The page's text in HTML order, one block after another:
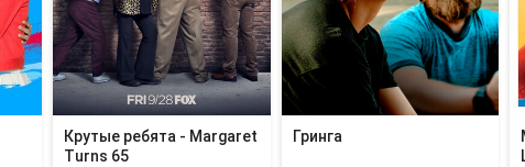
Крутые ребята - Margaret
Turns 65
Гринга